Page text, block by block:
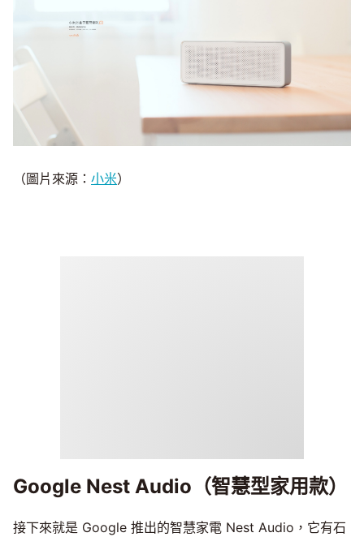
（圖片來源： 小米）
Google Nest Audio（智慧型家用款）
接下來就是 Google 推出的智慧家電 Nest Audio，它有石